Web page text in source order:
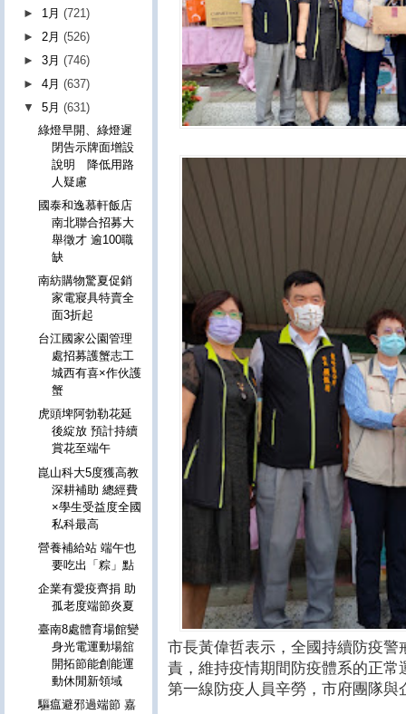
市長黃偉哲表示，全國持續防疫
責，維持疫情期間防疫體系的正
第一線防疫人員辛勞，市府團隊與
► 1月(721)
► 2月(526)
►3月(746)
►4月(637)
▼5月(631)
綠燈早開、綠燈遲
閉告示牌面增設
說明 降低用路
人疑慮
國泰和逸慕軒飯店
南北聯合招募大
舉徵才 逾100職
缺
南紡購物驚夏促銷
家電寢具特賣全
面3折起
台江國家公園管理
處招募護蟹志工
城西有喜×作伙護
蟹
虎頭埤阿勃勒花延
後綻放 預計持續
賞花至端午
崑山科大5度獲高教
深耕補助 總經費
×學生受益度全國
私科最高
營養補給站 端午也
要吃出「粽」點
企業有愛疫齊捐 助
孤老度端節炎夏
臺南8處體育場館變
身光電運動場舘
開拓節能創能運
動休閒新領域
驅瘟避邪過端節 嘉